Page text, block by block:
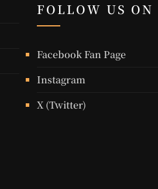
FOLLOW US ON
Facebook Fan Page
Instagram
X (Twitter)